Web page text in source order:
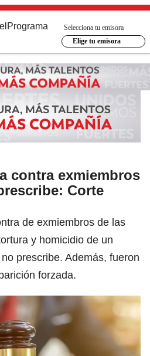
Programa
Selecciona tu emisora
Elige tu emisora
contra exmiembros
Corte
de exmiembros de las
y homicidio de un
prescribe. Además, fueron
forzada.